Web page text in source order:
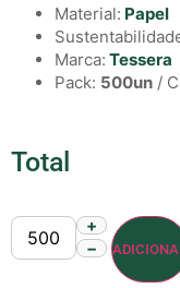
Material: Papel
Marca: Tessera
Pack: 500un /
Total
+
−